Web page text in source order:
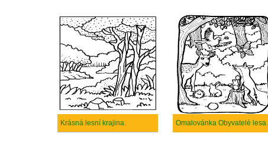
Krásná lesní krajina. Omalovánka Obyvatelé lesa.